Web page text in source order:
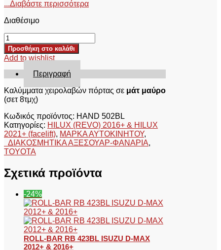
...Διαβάστε περισσότερα
Διαθέσιμο
ΚΑΛΥΜΜΑΤΑ
ΧΕΙΡΟΛΑΒΩΝ
ΠΟΡΤΑΣ
ΣΕ
ΜΑΤ
ΜΑΥΡΟ
HAND
502BL
HILUX
REVO
2016+&HILUX
2021+
ποσότητα
Προσθήκη στο καλάθι
Add to wishlist
Περιγραφή
Καλύμματα χειρολαβών πόρτας σε μάτ μαύρο
(σετ 8τμχ)
Κωδικός προϊόντος: HAND 502BL
Κατηγορίες: HILUX (REVO) 2016+ & HILUX
2021+ (facelift), ΜΑΡΚΑ ΑΥΤΟΚΙΝΗΤΟΥ,
ΔΙΑΚΟΣΜΗΤΙΚΑ ΑΞΕΣΟΥΑΡ-ΦΑΝΑΡΙΑ,
TOYOTA
Σχετικά προϊόντα
-24%
ROLL-BAR RB 423BL ISUZU D-MAX
2012+ & 2016+